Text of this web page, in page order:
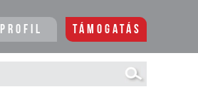
Profil Támogatás